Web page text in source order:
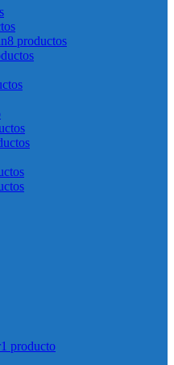
8 productos
1 producto